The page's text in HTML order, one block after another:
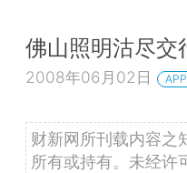
佛山照明沽尽
2008年06月02日
财新网所刊载内容之
所有或持有。未经许